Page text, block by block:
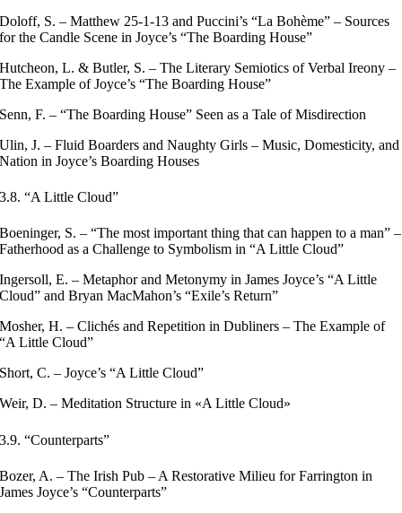
Doloff, S. – Matthew 25-1-13 and Puccini’s “La Bohème” – Sources
for the Candle Scene in Joyce’s “The Boarding House”
Hutcheon, L. & Butler, S. – The Literary Semiotics of Verbal Ireony –
The Example of Joyce’s “The Boarding House”
Senn, F. – “The Boarding House” Seen as a Tale of Misdirection
Ulin, J. – Fluid Boarders and Naughty Girls – Music, Domesticity, and
Nation in Joyce’s Boarding Houses
3.8. “A Little Cloud”
Boeninger, S. – “The most important thing that can happen to a man” –
Fatherhood as a Challenge to Symbolism in “A Little Cloud”
Ingersoll, E. – Metaphor and Metonymy in James Joyce’s “A Little
Cloud” and Bryan MacMahon’s “Exile’s Return”
Mosher, H. – Clichés and Repetition in Dubliners – The Example of
“A Little Cloud”
Short, C. – Joyce’s “A Little Cloud”
Weir, D. – Meditation Structure in «A Little Cloud»
3.9. “Counterparts”
Bozer, A. – The Irish Pub – A Restorative Milieu for Farrington in
James Joyce’s “Counterparts”